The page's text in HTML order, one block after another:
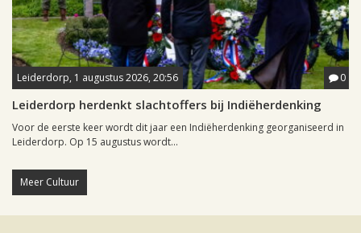
Leiderdorp, 1 augustus 2026, 20:56 0
Leiderdorp herdenkt slachtoffers bij Indiëherdenking
Voor de eerste keer wordt dit jaar een Indiëherdenking georganiseerd in
Leiderdorp. Op 15 augustus wordt...
Meer Cultuur